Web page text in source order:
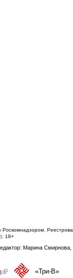
Роскомнадзором.
sends e-mail)
. 18+
Марина Смирнова,
(link is external)«Три-В»